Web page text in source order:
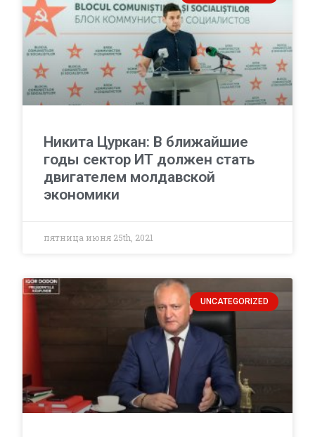
Никита Цуркан: В ближайшие
годы сектор ИТ должен стать
двигателем молдавской
экономики
пятница июня 25th, 2021
UNCATEGORIZED